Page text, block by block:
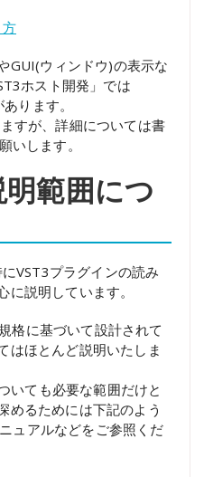
GUI(ウィンドウ)の表示な
ホスト開発」では
ります。
すが、詳細については書
いします。
範囲につ
VST3プラグインの読み
説明しています。
格に基づいて設計されて
はほとんど説明いたしま
いても必要な範囲だけと
めるためには下記のよう
ュアルなどをご参照くだ